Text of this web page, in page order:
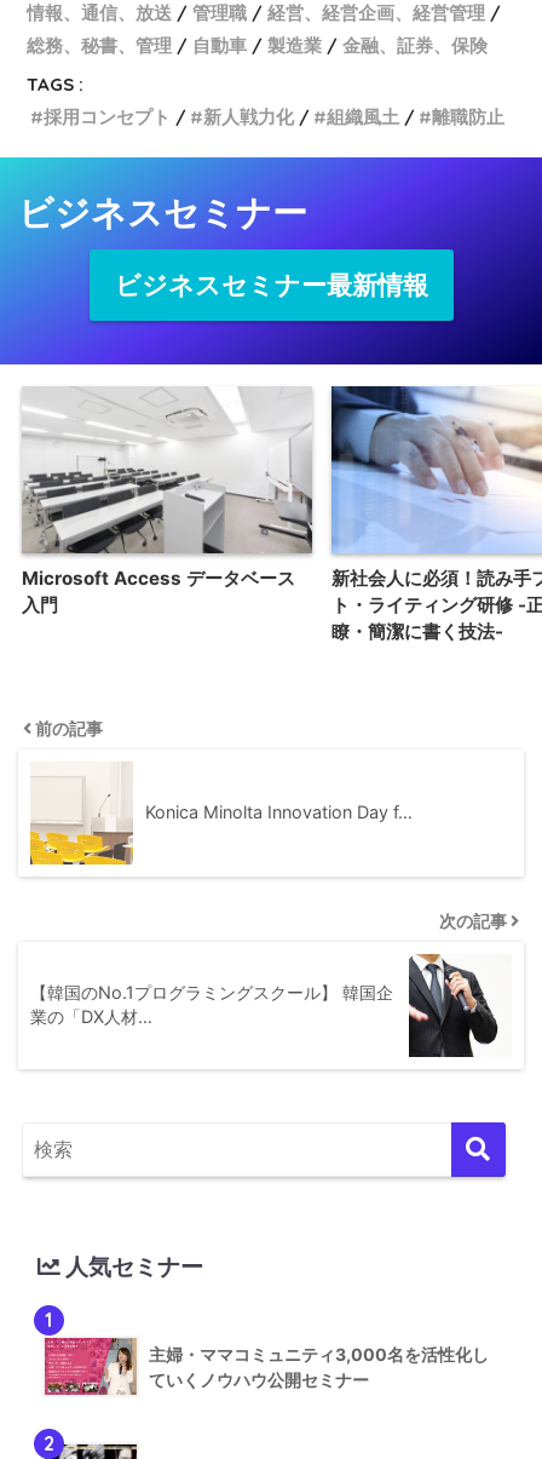
情報、通信、放送
管理職
経営、経営企画、経営管理
総務、秘書、管理
自動車 製造業
金融、証券、保険
TAGS :
採用コンセプト
新人戦力化 組織風土 離職防止
ビジネスセミナー
ビジネスセミナー最新情報
Microsoft Access データベース
入門
新社会人に必須！読み手
ト・ライティング研修 -
瞭・簡潔に書く技法-
前の記事
Konica Minolta Innovation Day f…
次の記事
【韓国のNo.1プログラミングスクール】 韓国企
業の「DX人材…
人気セミナー
1
主婦・ママコミュニティ3,000名を活性化し
ていくノウハウ公開セミナー
2